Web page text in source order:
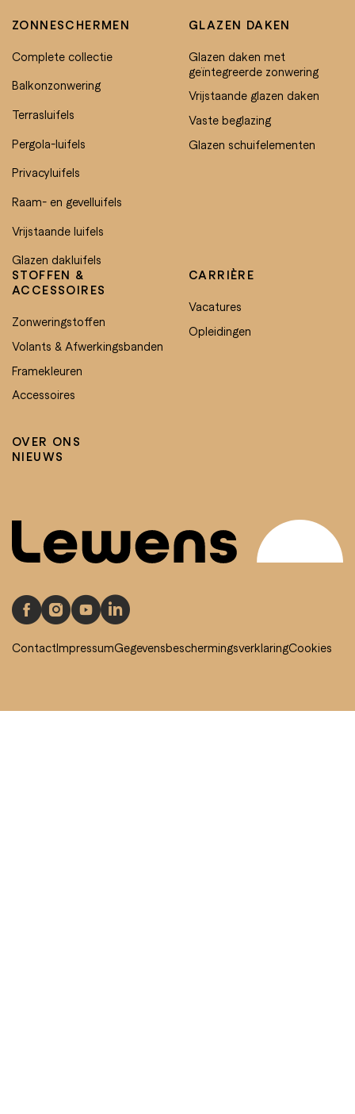
OVER ONS
NIEUWS
ZONNESCHERMEN
Complete collectie
Balkonzonwering
Terrasluifels
Pergola-luifels
Privacyluifels
Raam- en gevelluifels
Vrijstaande luifels
Glazen dakluifels
GLAZEN DAKEN
Glazen daken met
geïntegreerde zonwering
Vrijstaande glazen daken
Vaste beglazing
Glazen schuifelementen
STOFFEN &
ACCESSOIRES
Zonweringstoffen
Volants & Afwerkingsbanden
Framekleuren
Accessoires
CARRIÈRE
Vacatures
Opleidingen
ContactImpressumGegevensbeschermingsverklaringCookies